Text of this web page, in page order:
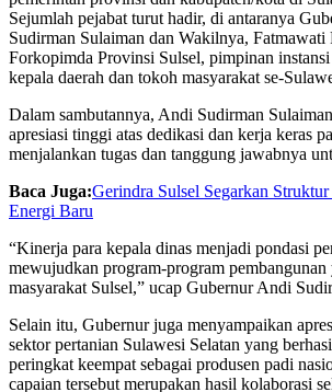
Sejumlah pejabat turut hadir, di antaranya
Sudirman Sulaiman dan Wakilnya, Fatmawati
Forkopimda Provinsi Sulsel, pimpinan
kepala daerah dan tokoh masyarakat se-
Dalam sambutannya, Andi Sudirman
apresiasi tinggi atas dedikasi dan kerja keras
menjalankan tugas dan tanggung jawabnya
Baca Juga:Gerindra Sulsel Segarkan
Energi Baru
“Kinerja para kepala dinas menjadi pondasi
mewujudkan program-program pembangunan
masyarakat Sulsel,” ucap Gubernur Andi
Selain itu, Gubernur juga menyampaikan
sektor pertanian Sulawesi Selatan yang
peringkat keempat sebagai produsen padi
capaian tersebut merupakan hasil kolaborasi